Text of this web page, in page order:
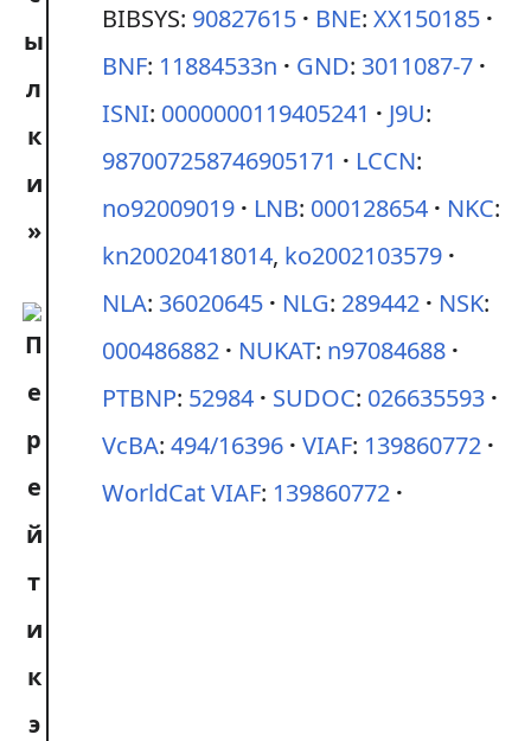
BIBSYS: 90827615 BNE: XX150185
BNF: 11884533n GND: 3011087-7
ISNI: 0000000119405241 J9U:
987007258746905171
LCCN:
no92009019
LNB: 000128654 NKC:
kn20020418014, ko2002103579
NLA: 36020645 NLG: 289442 NSK:
000486882
NUKAT: n97084688
PTBNP: 52984 SUDOC: 026635593
VcBA: 494/16396 VIAF: 139860772
WorldCat VIAF: 139860772